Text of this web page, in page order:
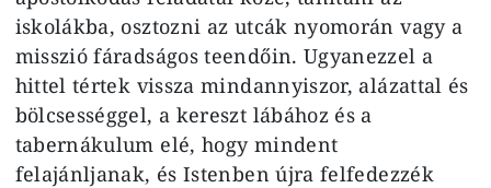
iskolákba, osztozni az utcák nyomorán vagy a
misszió fáradságos teendőin. Ugyanezzel a
hittel tértek vissza mindannyiszor, alázattal és
bölcsességgel, a kereszt lábához és a
tabernákulum elé, hogy mindent
felajánljanak, és Istenben újra felfedezzék